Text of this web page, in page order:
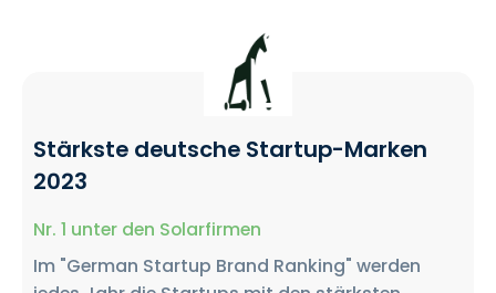
Stärkste deutsche Startup-Marken
2023
Nr. 1 unter den Solarfirmen
Im "German Startup Brand Ranking" werden